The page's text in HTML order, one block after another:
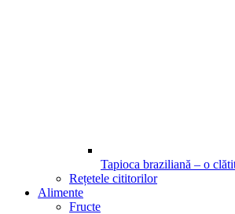
Tapioca braziliană – o
Rețetele cititorilor
Alimente
Fructe